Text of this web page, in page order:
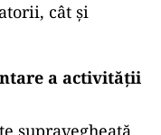
cât și
a activității
supravegheată